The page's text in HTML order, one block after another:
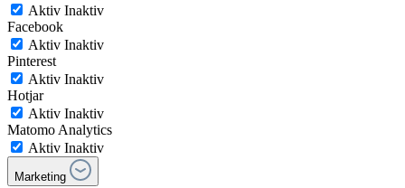
Aktiv Inaktiv
Facebook
Aktiv Inaktiv
Pinterest
Aktiv Inaktiv
Hotjar
Aktiv Inaktiv
Matomo Analytics
Aktiv Inaktiv
Marketing